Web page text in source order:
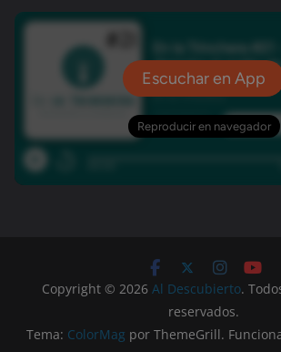
Copyright © 2026 Al Descubierto.
reservados.
Tema: ColorMag por ThemeGrill.